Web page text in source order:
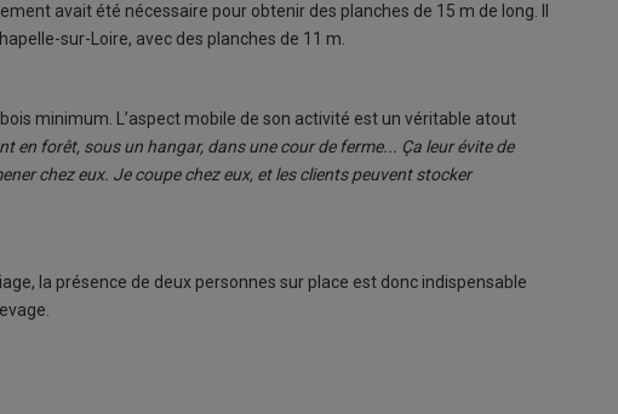
avait été nécessaire pour obtenir des planches de 15 m de long. Il
sur-Loire, avec des planches de 11 m.
minimum. L’aspect mobile de son activité est un véritable atout
en forêt, sous un hangar, dans une cour de ferme... Ça leur évite de
chez eux. Je coupe chez eux, et les clients peuvent stocker
la présence de deux personnes sur place est donc indispensable